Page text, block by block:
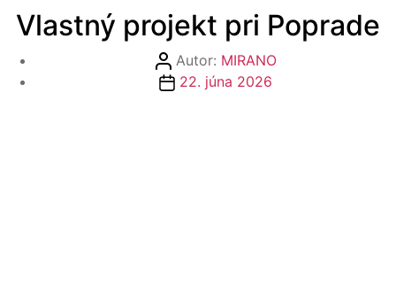
Vlastný projekt pri Poprade
Autor
článku
Autor: MIRANO
Dátum22. júna 2026